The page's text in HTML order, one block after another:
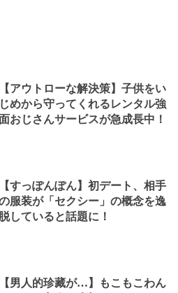
【アウトローな解決策】子供をい
じめから守ってくれるレンタル強
おじさんサービスが急成長中！
【すっぽんぽん】初デート、相手
服装が「セクシー」の概念を逸
脱していると話題に！
【男人的珍藏が…】もこもこわん